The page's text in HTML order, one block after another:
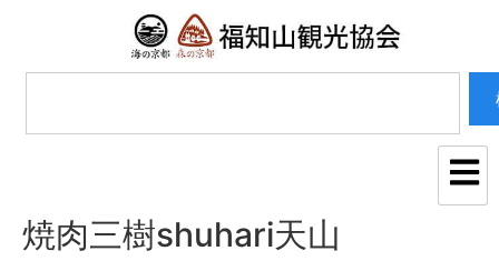
焼肉三樹shuhari天山